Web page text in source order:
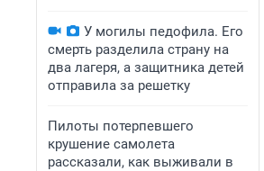
У могилы педофила. Его
смерть разделила страну на
два лагеря, а защитника детей
отправила за решетку
Пилоты потерпевшего
крушение самолета
рассказали, как выживали в